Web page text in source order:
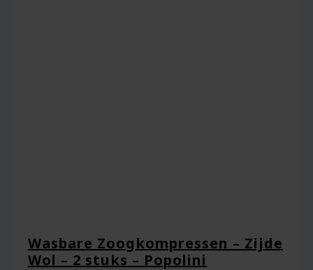
Wasbare Zoogkompressen – Zijde
Wol – 2 stuks – Popolini